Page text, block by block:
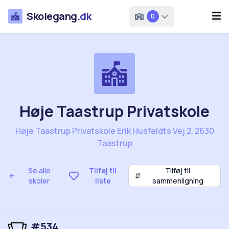
Skolegang.dk 0
Se alle
skoler
Tilføj til
liste
⇵
Tilføj til
sammenligning
Høje Taastrup Privatskole
Høje Taastrup Privatskole Erik Husfeldts Vej 2, 2630
Taastrup
#534